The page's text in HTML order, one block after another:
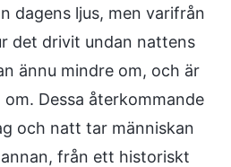
dagens ljus, men varifrån
det drivit undan nattens
ännu mindre om, och är
Dessa återkommande
och natt tar människan
från ett historiskt